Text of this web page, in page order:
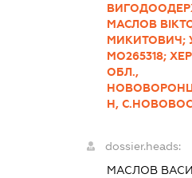
МАСЛОВ
МИКИТОВИЧ;
МО265318;
ОБЛ.,
Н,
dossier.heads:
МАСЛОВ